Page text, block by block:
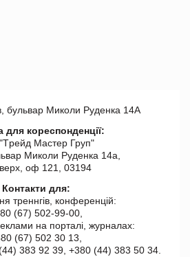
бульвар Миколи Руденка 14А
для кореспонденції:
Мастер Груп"
Миколи Руденка 14а,
оф 121, 03194
Контакти для:
треннгів, конференцій:
(67) 502-99-00,
на порталі, журналах:
(67) 502 30 13,
383 92 39, +380 (44) 383 50 34.